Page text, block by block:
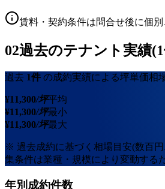
賃料・契約条件は問合せ後に個
02過去のテナント実績
過去 1件 の成約実績による坪単価相
¥11,300/坪平均
¥11,300/坪最小
¥11,300/坪最大
※ 過去成約に基づく相場目安(数百
集条件は業種・規模により変動する
年別成約件数